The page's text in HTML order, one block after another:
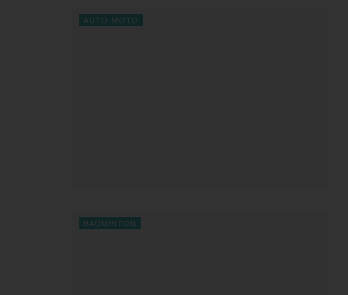
AUTO-MOTO
BADMINTON